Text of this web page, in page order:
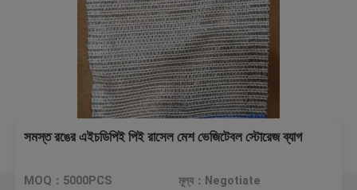
সমস্ত রঙের এইচডিপিই পিই রাসেল মেশ ভেজিটেবল স্টোরেজ ব্যাগ
MOQ：5000PCS মূল্য：Negotiate